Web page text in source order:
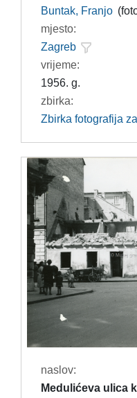
Buntak, Franjo
mjesto:
Zagreb
vrijeme:
1956. g.
zbirka:
Zbirka fotografija
naslov:
Medulićeva ulica